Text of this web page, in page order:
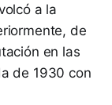
a la
de
en las
de 1930 con